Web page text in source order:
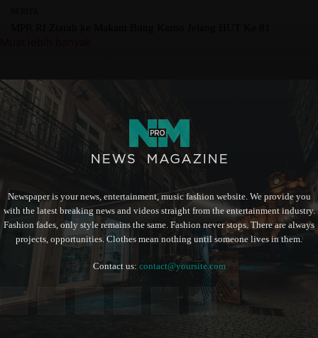
Newspaper is your news, entertainment, music fashion website. We provide you
with the latest breaking news and videos straight from the entertainment industry.
Fashion fades, only style remains the same. Fashion never stops. There are always
projects, opportunities. Clothes mean nothing until someone lives in them.
Contact us: contact@yoursite.com